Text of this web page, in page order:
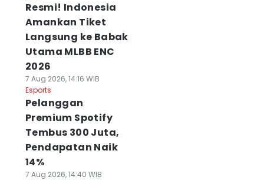
Resmi! Indonesia
Amankan Tiket
Langsung ke Babak
Utama MLBB ENC
2026
7 Aug 2026, 14:16 WIB
Esports
Pelanggan
Premium Spotify
Tembus 300 Juta,
Pendapatan Naik
14%
7 Aug 2026, 14:40 WIB